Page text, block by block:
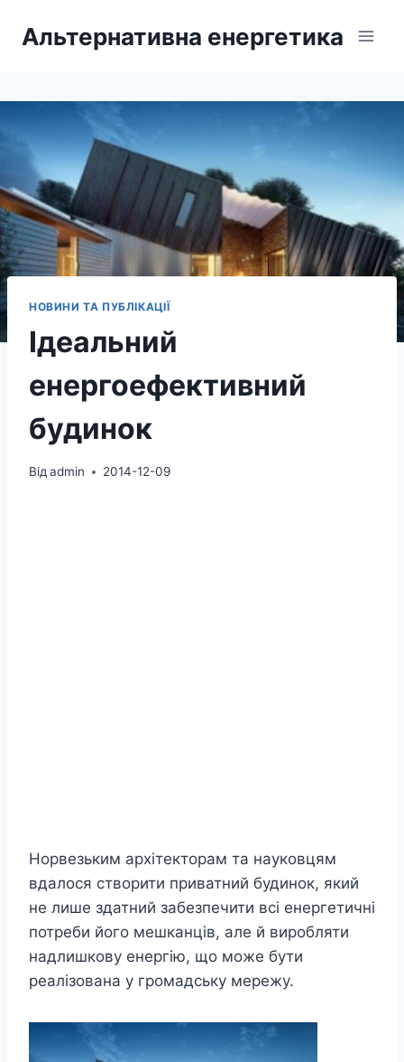
Альтернативна енергетика
НОВИНИ ТА ПУБЛІКАЦІЇ
Ідеальний
енергоефективний
будинок
Від admin 2014-12-09
Норвезьким архітекторам та науковцям
вдалося створити приватний будинок, який
не лише здатний забезпечити всі енергетичні
потреби його мешканців, але й виробляти
надлишкову енергію, що може бути
реалізована у громадську мережу.